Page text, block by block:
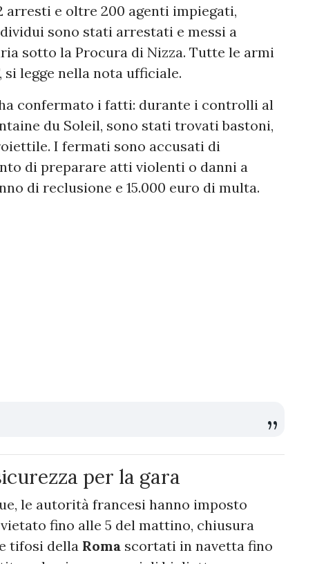
arresti e oltre 200 agenti impiegati,
sono stati arrestati e messi a
sotto la Procura di Nizza. Tutte le armi
legge nella nota ufficiale.
confermato i fatti: durante i controlli al
du Soleil, sono stati trovati bastoni,
I fermati sono accusati di
di preparare atti violenti o danni a
di reclusione e 15.000 euro di multa.
per la gara
le autorità francesi hanno imposto
fino alle 5 del mattino, chiusura
tifosi della Roma scortati in navetta fino